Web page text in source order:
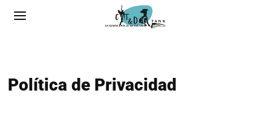
Política de Privacidad